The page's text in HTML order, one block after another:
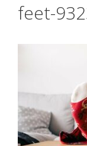
feet-